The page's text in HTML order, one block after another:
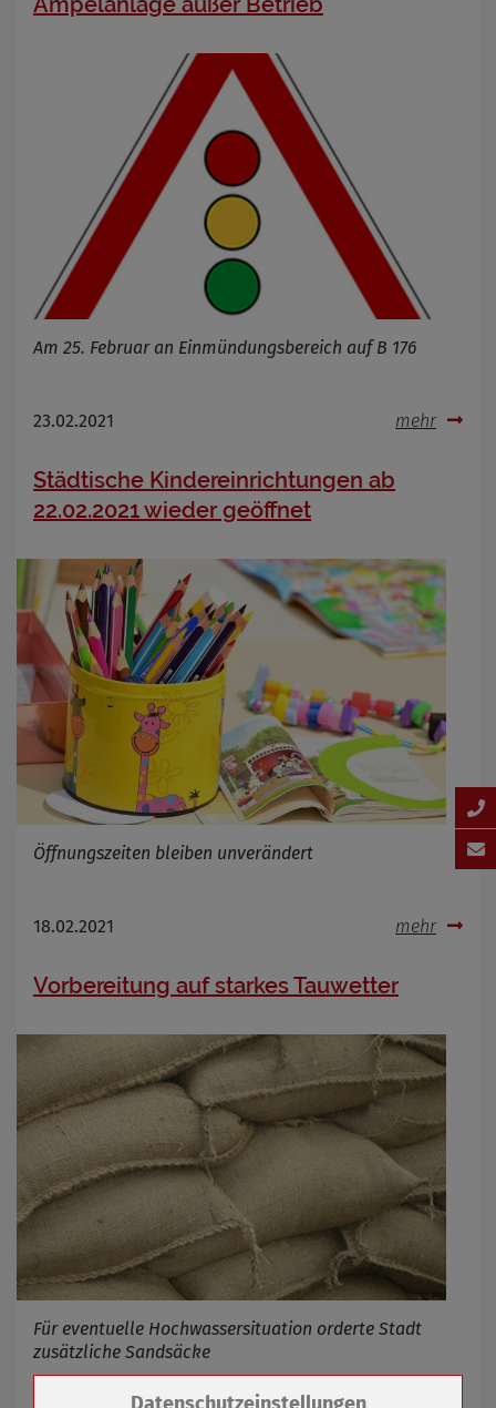
Am 25. Februar an Einmündungsbereich auf B 176
23.02.2021 mehr
Städtische Kindereinrichtungen ab
22.02.2021 wieder geöffnet
Öffnungszeiten bleiben unverändert
18.02.2021 mehr
Vorbereitung auf starkes Tauwetter
Für eventuelle Hochwassersituation orderte Stadt
zusätzliche Sandsäcke
Zum Betrieb der Seite notwendige Cookies /
Datenschutzeinstellungen